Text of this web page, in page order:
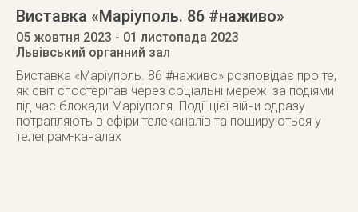
Виставка «Маріуполь. 86 #наживо»
05 жовтня 2023 - 01 листопада 2023
Львівський органний зал
Виставка «Маріуполь. 86 #наживо» розповідає про те,
як світ спостерігав через соціальні мережі за подіями
під час блокади Маріуполя. Події цієї війни одразу
потрапляють в ефіри телеканалів та пошируються у
телеграм-каналах